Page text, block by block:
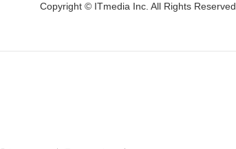
Copyright © ITmedia Inc. All Rights Reserved.